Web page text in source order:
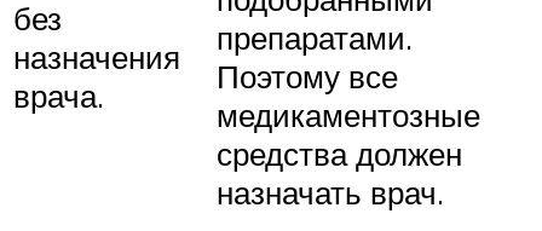
без
назначения
врача.
препаратами.
Поэтому все
медикаментозные
средства должен
назначать врач.